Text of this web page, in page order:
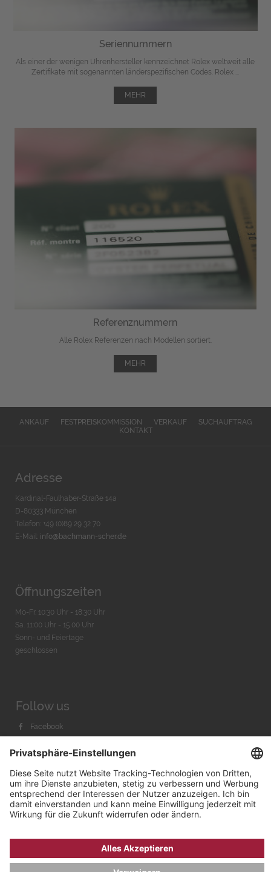
Seriennummern
Als einer der wenigen Uhrenhersteller kennzeichnet Rolex weltweit alle
Zertifikate mit sogenannten länderspezifischen Codes. Rolex ...
MEHR
Referenznummern
Alle Rolex Referenzen nach Modellen sortiert.
MEHR
ANKAUF FESTPREISKOMMISSION VERKAUF
SUCHAUFTRAG
KONTAKT
Adresse
Kardinal-Faulhaber-Straße 14a
D-80333 München
Telefon: +49 (0)89 29 32 70
E-Mail: info@bachmann-scher.de
Öffnungszeiten
Mo-Fr. 10:30 Uhr - 18:30 Uhr
Sa. 11:00 Uhr - 15.00 Uhr
Sonn- und Feiertage
geschlossen
Follow us
Facebook
Youtube